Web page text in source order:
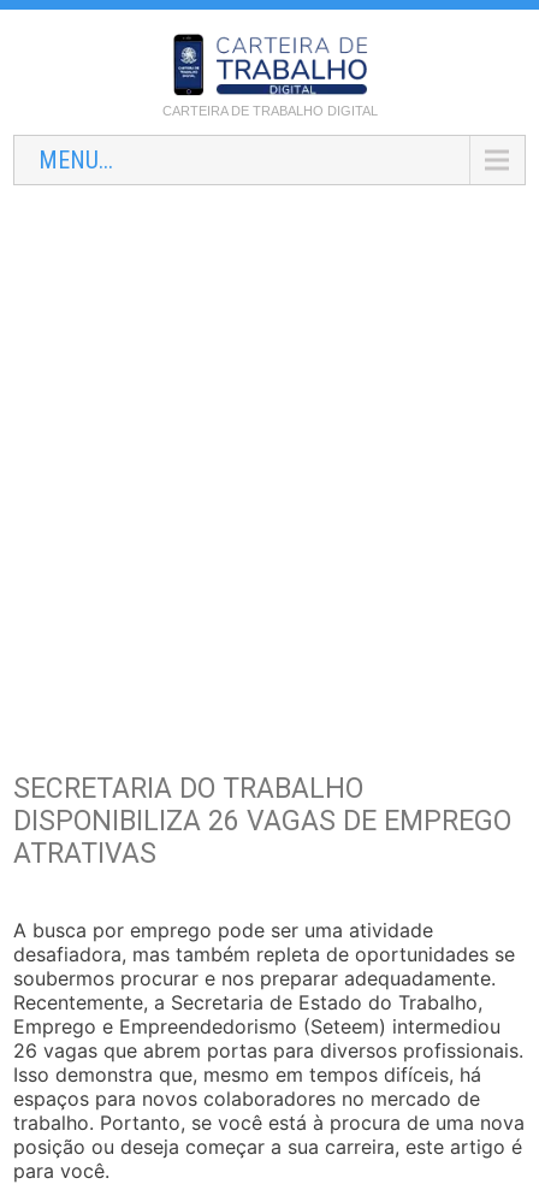
CARTEIRA DE TRABALHO DIGITAL
MENU...
SECRETARIA DO TRABALHO
DISPONIBILIZA 26 VAGAS DE EMPREGO
ATRATIVAS
A busca por emprego pode ser uma atividade
desafiadora, mas também repleta de oportunidades se
soubermos procurar e nos preparar adequadamente.
Recentemente, a Secretaria de Estado do Trabalho,
Emprego e Empreendedorismo (Seteem) intermediou
26 vagas que abrem portas para diversos profissionais.
Isso demonstra que, mesmo em tempos difíceis, há
espaços para novos colaboradores no mercado de
trabalho. Portanto, se você está à procura de uma nova
posição ou deseja começar a sua carreira, este artigo é
para você.